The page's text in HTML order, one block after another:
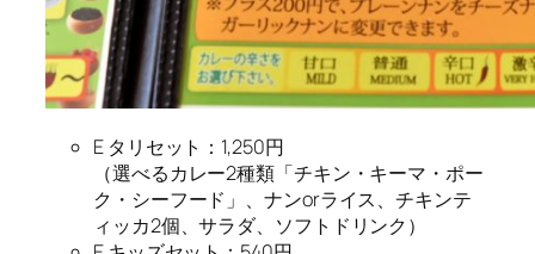
E タリセット：1,250円
（選べるカレー2種類「チキン・キーマ・ポー
ク・シーフード」、ナンorライス、チキンテ
ィッカ2個、サラダ、ソフトドリンク）